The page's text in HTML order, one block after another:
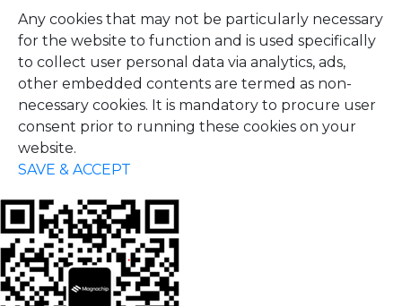
Any cookies that may not be particularly necessary
for the website to function and is used specifically
to collect user personal data via analytics, ads,
other embedded contents are termed as non-
necessary cookies. It is mandatory to procure user
consent prior to running these cookies on your
website.
SAVE & ACCEPT